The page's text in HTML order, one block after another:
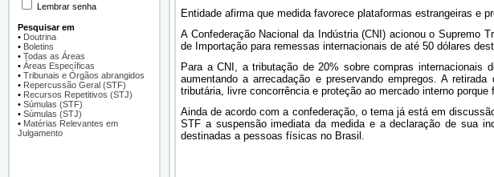
Lembrar senha
Pesquisar em
• Doutrina
• Boletins
• Todas as Áreas
• Áreas Específicas
• Tribunais e Órgãos abrangidos
• Repercussão Geral (STF)
• Recursos Repetitivos (STJ)
• Súmulas (STF)
• Súmulas (STJ)
• Matérias Relevantes em
Julgamento
Entidade afirma que medida favorece plataformas estrangeiras e
A Confederação Nacional da Indústria (CNI) acionou o Supremo
de Importação para remessas internacionais de até 50 dólares
Para a CNI, a tributação de 20% sobre compras
aumentando a arrecadação e preservando empregos. A
tributária, livre concorrência e proteção ao mercado interno
Ainda de acordo com a confederação, o tema já está em
STF a suspensão imediata da medida e a declaração de sua
destinadas a pessoas físicas no Brasil.